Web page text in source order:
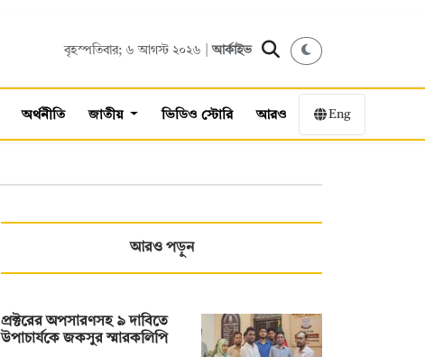
বৃহস্পতিবার; ৬ আগস্ট ২০২৬ |আর্কাইভ
অর্থনীতি জাতীয় ভিডিও স্টোরি আরও Eng
আরও পড়ুন
প্রক্টরের অপসারণসহ ৯ দাবিতে
উপাচার্যকে জকসুর স্মারকলিপি